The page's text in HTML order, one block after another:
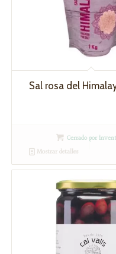
Sal rosa del
Cerrado por
Mostrar detalles